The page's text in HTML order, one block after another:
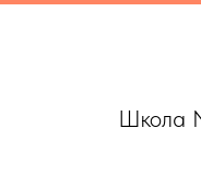
Школа